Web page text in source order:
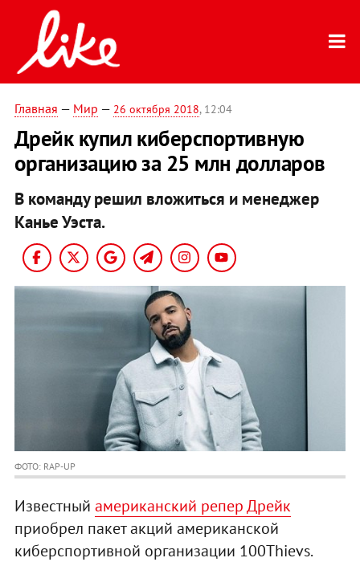
Главная — Мир — 26 октября 2018, 12:04
Дрейк купил киберспортивную
организацию за 25 млн долларов
В команду решил вложиться и менеджер
Канье Уэста.
ФОТО: RAP-UP
Известный американский репер Дрейк
приобрел пакет акций американской
киберспортивной организации 100Thievs.